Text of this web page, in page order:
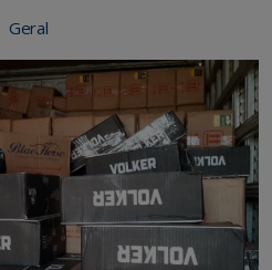
Geral